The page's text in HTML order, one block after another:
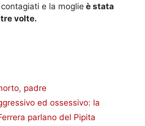
e la moglie è stata
volte.
, padre
ed ossessivo: la
parlano del Pipita